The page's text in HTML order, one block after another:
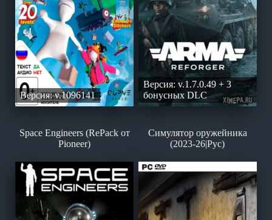
Версия: v.1096141
Версия: v.1.7.0.49 + 3
бонусных DLC
Space Engineers (RePack от
Pioneer)
Симулятор оружейника
(2023-26|Рус)